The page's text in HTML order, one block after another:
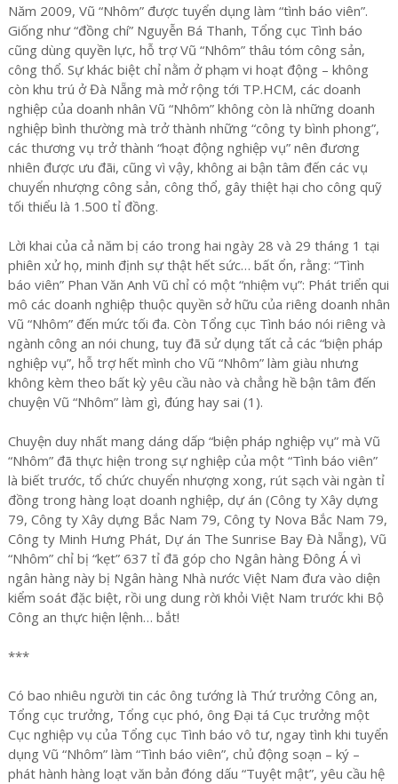
Năm 2009, Vũ “Nhôm” được tuyển dụng làm “tình báo viên”.
Giống như “đồng chí” Nguyễn Bá Thanh, Tổng cục Tình báo
cũng dùng quyền lực, hỗ trợ Vũ “Nhôm” thâu tóm công sản,
công thổ. Sự khác biệt chỉ nằm ở phạm vi hoạt động – không
còn khu trú ở Đà Nẵng mà mở rộng tới TP.HCM, các doanh
nghiệp của doanh nhân Vũ “Nhôm” không còn là những doanh
nghiệp bình thường mà trở thành những “công ty bình phong”,
các thương vụ trở thành “hoạt động nghiệp vụ” nên đương
nhiên được ưu đãi, cũng vì vậy, không ai bận tâm đến các vụ
chuyển nhượng công sản, công thổ, gây thiệt hại cho công quỹ
tối thiểu là 1.500 tỉ đồng.
Lời khai của cả năm bị cáo trong hai ngày 28 và 29 tháng 1 tại
phiên xử họ, minh định sự thật hết sức… bất ổn, rằng: “Tình
báo viên” Phan Văn Anh Vũ chỉ có một “nhiệm vụ”: Phát triển qui
mô các doanh nghiệp thuộc quyền sở hữu của riêng doanh nhân
Vũ “Nhôm” đến mức tối đa. Còn Tổng cục Tình báo nói riêng và
ngành công an nói chung, tuy đã sử dụng tất cả các “biện pháp
nghiệp vụ”, hỗ trợ hết mình cho Vũ “Nhôm” làm giàu nhưng
không kèm theo bất kỳ yêu cầu nào và chẳng hề bận tâm đến
chuyện Vũ “Nhôm” làm gì, đúng hay sai (1).
Chuyện duy nhất mang dáng dấp “biện pháp nghiệp vụ” mà Vũ
“Nhôm” đã thực hiện trong sự nghiệp của một “Tình báo viên”
là biết trước, tổ chức chuyển nhượng xong, rút sạch vài ngàn tỉ
đồng trong hàng loạt doanh nghiệp, dự án (Công ty Xây dựng
79, Công ty Xây dựng Bắc Nam 79, Công ty Nova Bắc Nam 79,
Công ty Minh Hưng Phát, Dự án The Sunrise Bay Đà Nẵng), Vũ
“Nhôm” chỉ bị “kẹt” 637 tỉ đã góp cho Ngân hàng Đông Á vì
ngân hàng này bị Ngân hàng Nhà nước Việt Nam đưa vào diện
kiểm soát đặc biệt, rồi ung dung rời khỏi Việt Nam trước khi Bộ
Công an thực hiện lệnh… bắt!
***
Có bao nhiêu người tin các ông tướng là Thứ trưởng Công an,
Tổng cục trưởng, Tổng cục phó, ông Đại tá Cục trưởng một
Cục nghiệp vụ của Tổng cục Tình báo vô tư, ngay tình khi tuyển
dụng Vũ “Nhôm” làm “Tình báo viên”, chủ động soạn – ký –
phát hành hàng loạt văn bản đóng dấu “Tuyệt mật”, yêu cầu hệ